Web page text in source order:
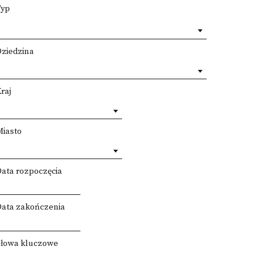
rozpoczęcia
zakończenia
kluczowe